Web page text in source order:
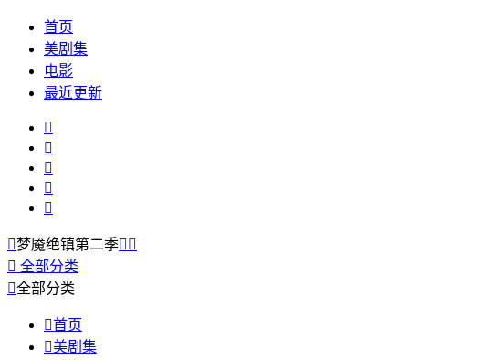
首页
美剧集
电影
最近更新





梦魇绝镇第二季 
 全部分类
全部分类
首页
美剧集